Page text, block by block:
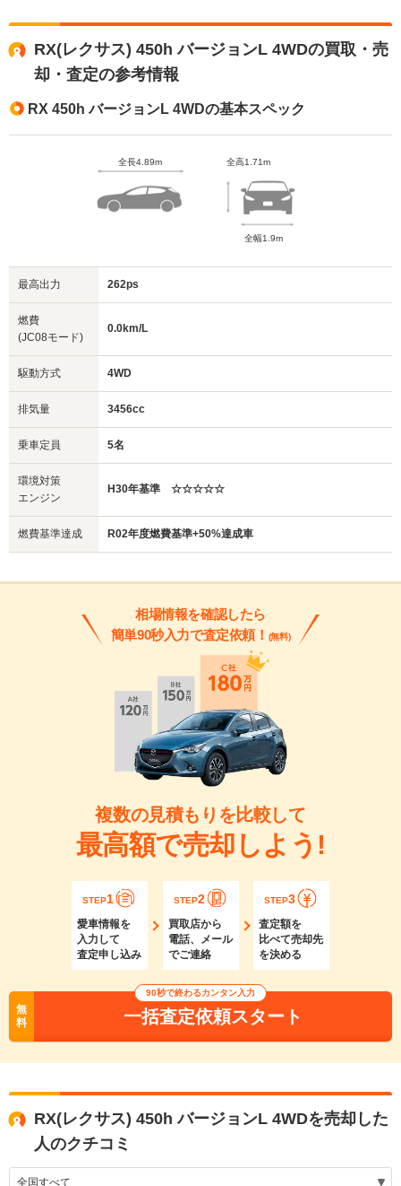
RX(レクサス) 450h バージョンL 4WDの買取・売
却・査定の参考情報
RX 450h バージョンL 4WDの基本スペック
全長4.89m 全高1.71m
全幅1.9m
最高出力 262ps
燃費
(JC08モード)
0.0km/L
駆動方式 4WD
排気量 3456cc
乗車定員 5名
環境対策
エンジン
H30年基準 ☆☆☆☆☆
燃費基準達成 R02年度燃費基準+50%達成車
相場情報を確認したら
簡単90秒入力で査定依頼！ (無料)
複数の見積もりを比較して
最高額で売却しよう!
STEP1
愛車情報を
入力して
査定申し込み
STEP2
買取店から
電話、メール
でご連絡
STEP3
査定額を
比べて売却先
を決める
無
料
90秒で終わるカンタン入力
一括査定依頼スタート
RX(レクサス) 450h バージョンL 4WDを売却した
人のクチコミ